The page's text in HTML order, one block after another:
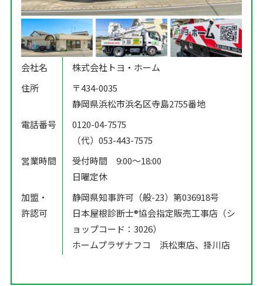
会社名
株式会社トヨ・ホーム
住所
〒434-0035
静岡県浜松市浜名区寺島2755番地
電話番号
0120-04-7575
（代）053-443-7575
営業時間
受付時間 9:00〜18:00
日曜定休
加盟・
許認可
静岡県知事許可（般-23）第036918号
日本屋根診断士®️協会指定販売工事店（シ
ョップコード：3026）
ホームプラザナフコ 浜松東店、掛川店